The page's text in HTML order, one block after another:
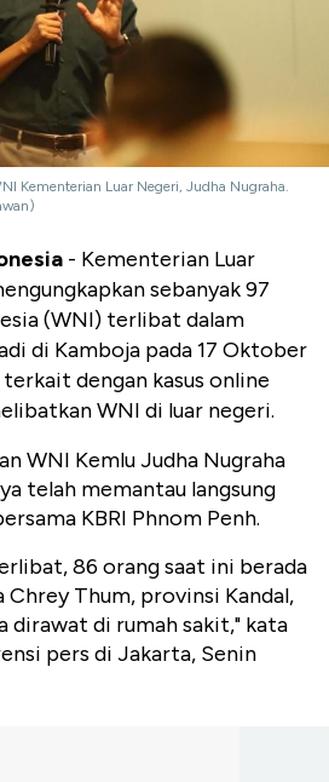
Kementerian Luar Negeri, Judha Nugraha.
- Kementerian Luar
sebanyak 97
(WNI) terlibat dalam
di Kamboja pada 17 Oktober
dengan kasus online
WNI di luar negeri.
WNI Kemlu Judha Nugraha
telah memantau langsung
KBRI Phnom Penh.
86 orang saat ini berada
Thum, provinsi Kandal,
dirawat di rumah sakit," kata
pers di Jakarta, Senin